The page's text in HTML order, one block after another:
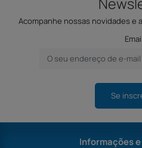
Acompanhe nossas novidades e
Email
Se
Informações